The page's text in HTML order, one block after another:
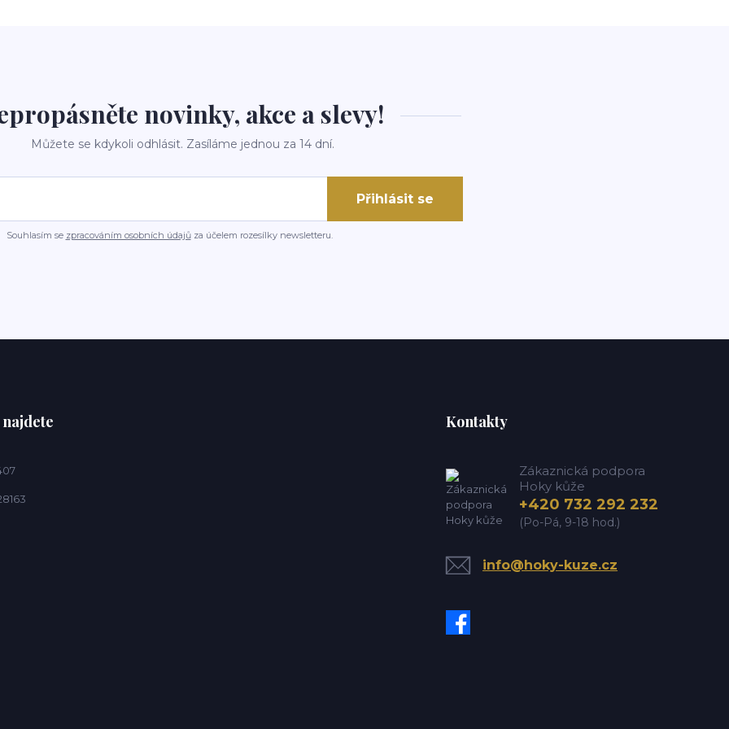
novinky, akce a slevy!
Můžete se kdykoli odhlásit. Zasíláme jednou za 14 dní.
Přihlásit se
Souhlasím se zpracováním osobních údajůza účelem rozesílky newsletteru.
Kontakty
Zákaznická podpora
Hoky kůže
+420 732 292 232
(Po-Pá, 9-18 hod.)
info@hoky-kuze.cz